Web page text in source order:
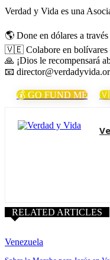
Verdad y Vida es una
🌎 Done en dólares a
🇻🇪 Colabore en bolívares
🙏 ¡Dios le recompensará
📧
💰 GO FUND ME
RELATED ARTICLES
Venezuela